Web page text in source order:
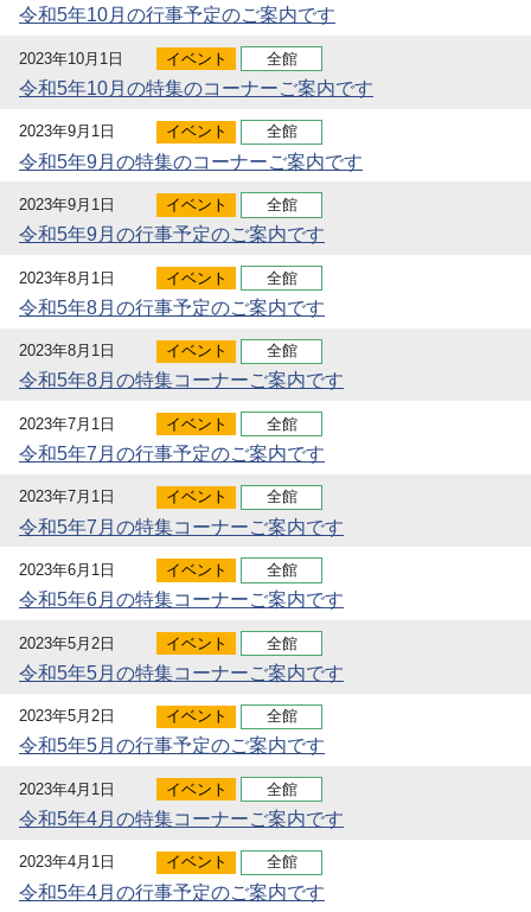
令和5年10月の行事予定のご案内です
2023年10月1日 イベント 全館
令和5年10月の特集のコーナーご案内です
2023年9月1日 イベント 全館
令和5年9月の特集のコーナーご案内です
2023年9月1日 イベント 全館
令和5年9月の行事予定のご案内です
2023年8月1日 イベント 全館
令和5年8月の行事予定のご案内です
2023年8月1日 イベント 全館
令和5年8月の特集コーナーご案内です
2023年7月1日 イベント 全館
令和5年7月の行事予定のご案内です
2023年7月1日 イベント 全館
令和5年7月の特集コーナーご案内です
2023年6月1日 イベント 全館
令和5年6月の特集コーナーご案内です
2023年5月2日 イベント 全館
令和5年5月の特集コーナーご案内です
2023年5月2日 イベント 全館
令和5年5月の行事予定のご案内です
2023年4月1日 イベント 全館
令和5年4月の特集コーナーご案内です
2023年4月1日 イベント 全館
令和5年4月の行事予定のご案内です